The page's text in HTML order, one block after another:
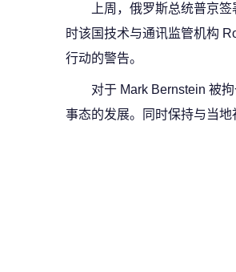
上周，俄罗斯总统普京
时该国技术与通讯监管机构
行动的警告。
对于 Mark Bernstein 被
事态的发展。同时保持与当